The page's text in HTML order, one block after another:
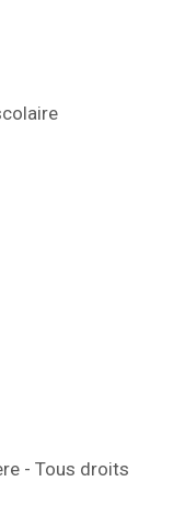
- Tous droits